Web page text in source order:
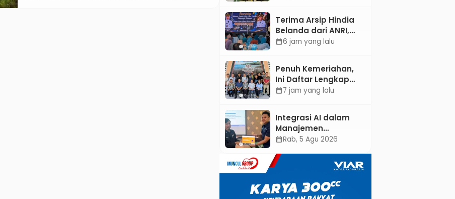
Terima Arsip Hindia
Belanda dari ANRI,
Pemkab Kebumen
dan Literasi
Pertanian
calendar_month6 jam yang lalu
Penuh Kemeriahan,
Ini Daftar Lengkap
Agenda Peringatan
Kabupaten Kebumen
calendar_month7 jam yang lalu
Integrasi AI dalam
Manajemen
Pendayagunaan ZIS
Realisasi IKAL
Unggulan Lazismu
Kebumen
calendar_monthRab, 5 Agu 2026